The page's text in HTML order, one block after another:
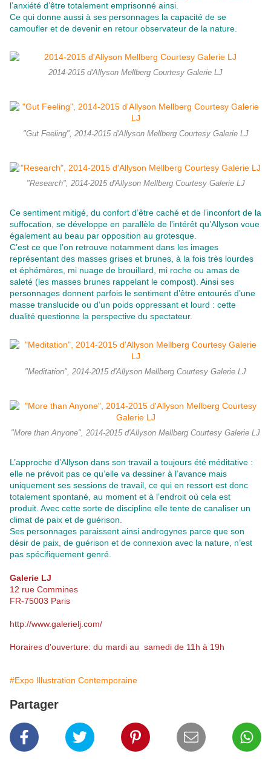
l’anxiété d’être totalement emprisonné ainsi.
Ce qui donne aussi à ses personnages la capacité de se
camoufler et de devenir en retour observateur de la nature.
2014-2015 d'Allyson Mellberg Courtesy Galerie LJ
"Gut Feeling", 2014-2015 d'Allyson Mellberg Courtesy Galerie LJ
"Research", 2014-2015 d'Allyson Mellberg Courtesy Galerie LJ
Ce sentiment mitigé, du confort d’être caché et de l’inconfort de la
suffocation, se développe en parallèle de l’intérêt qu’Allyson voue
également au beau par opposition au grotesque.
C’est ce que l’on retrouve notamment dans les images
représentant des masses grises et brunes, à la fois très lourdes
et éphémères, mi nuage de brouillard, mi roche ou amas de
saleté (les masses brunes rappelant le compost). Ainsi ses
personnages donnent parfois le sentiment d’être entourés d’une
masse translucide ou d’un poids oppressant et lourd : cette
dualité questionne la perspective du spectateur.
"Meditation", 2014-2015 d'Allyson Mellberg Courtesy Galerie LJ
"More than Anyone", 2014-2015 d'Allyson Mellberg Courtesy Galerie LJ
L’approche d’Allyson dans son travail a toujours été méditative :
elle ne prévoit pas ce qu’elle va dessiner à l’avance mais
uniquement ses sessions de travail, ce qui en ressort est donc
totalement spontané, au moment et à l’endroit où cela est
produit. Avec cette sorte de discipline elle tente de canaliser un
climat de paix et de guérison.
Ses personnages paraissent ainsi androgynes parce que son
désir de paix, de guérison et de connexion avec la nature, n’est
pas spécifiquement genré.
Galerie LJ
12 rue Commines
FR-75003 Paris
http://www.galerielj.com/
Horaires d'ouverture: du mardi au samedi de 11h à 19h
#Expo Illustration Contemporaine
Partager